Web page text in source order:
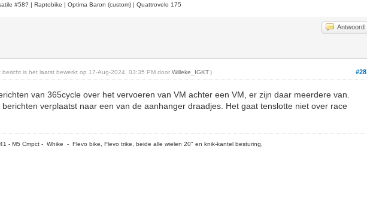
#58? | Raptobike | Optima Baron (custom) | Quattrovelo 175
Antwoord
#28
bericht is het laatst bewerkt op 17-Aug-2024, 03:35 PM doorWilleke_IGKT.)
van 365cycle over het vervoeren van VM achter een VM, er zijn daar meerdere van.
verplaatst naar een van de aanhanger draadjes. Het gaat tenslotte niet over race
- M5 Cmpct - Whike - Flevo bike, Flevo trike, beide alle wielen 20" en knik-kantel besturing,